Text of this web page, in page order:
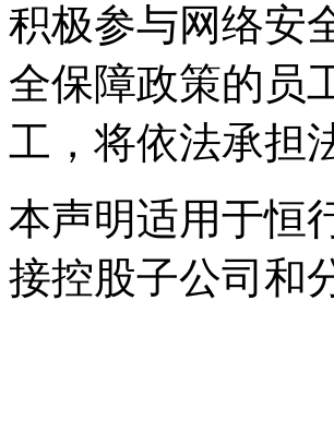
积极参与网络安
全保障政策的员
工，将依法承
本声明适用于恒
接控股子公司和